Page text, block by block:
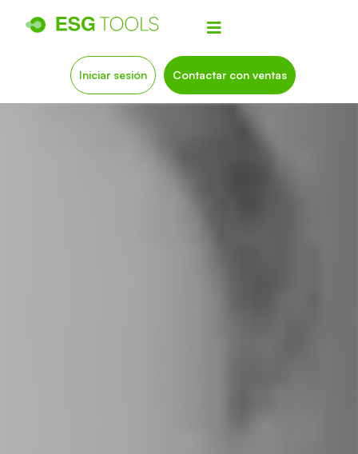
Iniciar sesión Contactar con ventas